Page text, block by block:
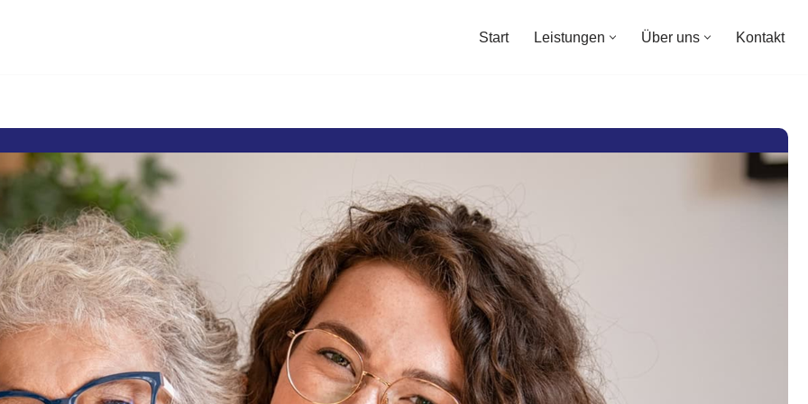
Start Leistungen Über uns Kontakt